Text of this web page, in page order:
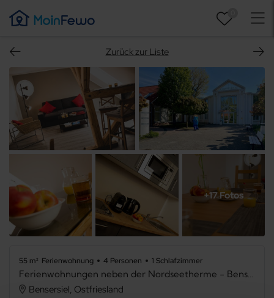
Zurück zur Liste
+17 Fotos
55 m² Ferienwohnung 4 Personen 1 Schlafzimmer
Ferienwohnungen neben der Nordseetherme - Bensersiel / Appartment Norderney
Bensersiel, Ostfriesland